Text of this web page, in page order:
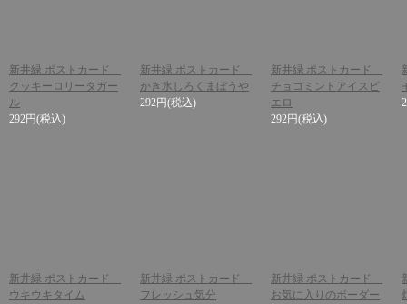
新井緑 ポストカード
クッキーロリータガー
ル
292円(税込)
新井緑 ポストカード
かき氷しろくまぼうや
292円(税込)
新井緑 ポストカード
チョコミントアイスピ
エロ
292円(税込)
新井緑 ポストカード
ウキウキタイム
新井緑 ポストカード
フレッシュ気分
新井緑 ポストカード
お気に入りのボーダー